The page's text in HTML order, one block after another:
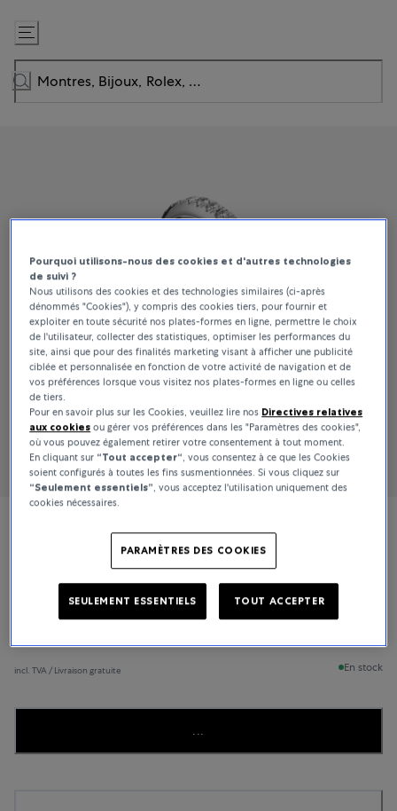
Passer
au
contenu
Bucherer Fine Jewellery
incl. TVA / Livraison gratuite En stock
...
Pourquoi utilisons-nous des cookies et d'autres technologies
de suivi ?
Nous utilisons des cookies et des technologies similaires (ci-après
dénommés "Cookies"), y compris des cookies tiers, pour fournir et
exploiter en toute sécurité nos plates-formes en ligne, permettre le choix
de l'utilisateur, collecter des statistiques, optimiser les performances du
site, ainsi que pour des finalités marketing visant à afficher une publicité
ciblée et personnalisée en fonction de votre activité de navigation et de
vos préférences lorsque vous visitez nos plates-formes en ligne ou celles
de tiers.
Pour en savoir plus sur les Cookies, veuillez lire nos Directives relatives
aux cookies ou gérer vos préférences dans les "Paramètres des cookies",
où vous pouvez également retirer votre consentement à tout moment.
En cliquant sur “Tout accepter“ , vous consentez à ce que les Cookies
soient configurés à toutes les fins susmentionnées. Si vous cliquez sur
“Seulement essentiels” , vous acceptez l'utilisation uniquement des
cookies nécessaires.
PARAMÈTRES DES COOKIES
SEULEMENT ESSENTIELS TOUT ACCEPTER